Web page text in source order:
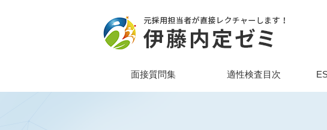
面接質問集 適性検査目次